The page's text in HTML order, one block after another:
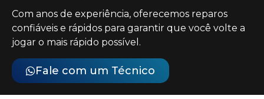
Com anos de experiência, oferecemos reparos
confiáveis e rápidos para garantir que você volte a
jogar o mais rápido possível.
Fale com um Técnico